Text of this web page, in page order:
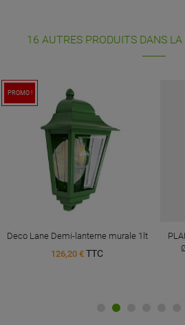
16 AUTRES PRODUITS DANS
PROMO !
Deco Lane Demi-lanterne murale 1lt
126,20 € TTC